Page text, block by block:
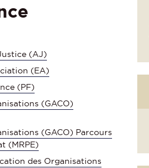
(AJ)
(EA)
(PF)
(GACO)
(GACO) Parcours
(MRPE)
des Organisations